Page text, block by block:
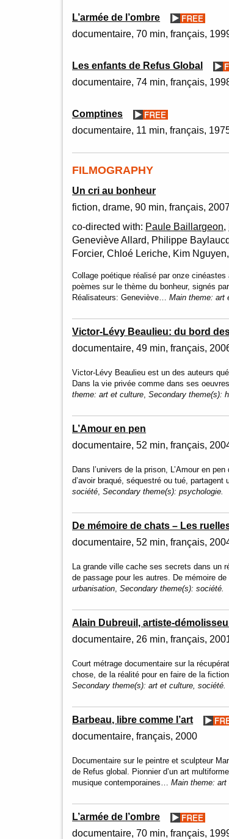
L’armée de l’ombre
documentaire 70 min français
Les enfants de Refus Global
documentaire 74 min français
Comptines
documentaire 11 min français
FILMOGRAPHY
Un cri au bonheur
fiction drame 90 min français
co-directed with: Paule Baillargeon,
Geneviève Allard, Philippe
Forcier, Chloé Leriche, Kim
Collage poétique réalisé par onze
poèmes sur le thème du bonheur, signés
Réalisateurs: Geneviève…Main theme:art
Victor-Lévy Beaulieu: du bord
documentaire 49 min français
Victor-Lévy Beaulieu est un des auteurs
Dans la vie privée comme dans ses
theme:art et culture,Secondary theme(s):
L’Amour en pen
documentaire 52 min français
Dans l’univers de la prison, L’Amour en
d’avoir braqué, séquestré ou tué,
société,Secondary theme(s):psychologie.
De mémoire de chats – Les
documentaire 52 min français
La grande ville cache ses secrets dans un
de passage pour les autres. De mémoire
urbanisation,Secondary theme(s):société.
Alain Dubreuil, artiste-
documentaire 26 min français
Court métrage documentaire sur la
chose, de la réalité pour en faire de la
Secondary theme(s):art et culture, société.
Barbeau, libre comme l’art
documentaire français 2000
Documentaire sur le peintre et sculpteur
de Refus global. Pionnier d’un art
musique contemporaines…Main theme:art
L’armée de l’ombre
documentaire 70 min français